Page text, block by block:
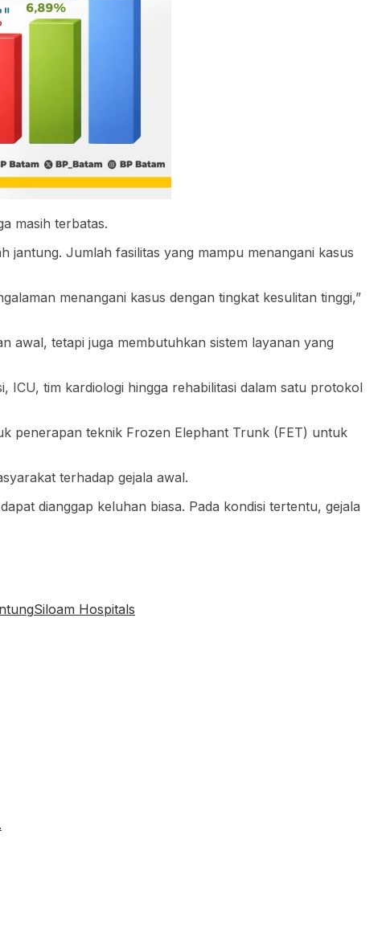
masih terbatas.
jantung. Jumlah fasilitas yang mampu menangani kasus
menangani kasus dengan tingkat kesulitan tinggi,”
awal, tetapi juga membutuhkan sistem layanan yang
ICU, tim kardiologi hingga rehabilitasi dalam satu protokol
penerapan teknik Frozen Elephant Trunk (FET) untuk
terhadap gejala awal.
dianggap keluhan biasa. Pada kondisi tertentu, gejala
Siloam Hospitals